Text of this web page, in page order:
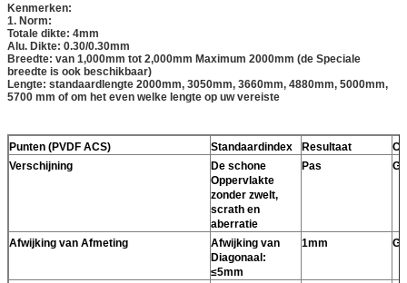
Kenmerken:
1. Norm:
Totale dikte: 4mm
Alu. Dikte: 0.30/0.30mm
Breedte: van 1,000mm tot 2,000mm Maximum 2000mm (de Speciale
breedte is ook beschikbaar)
Lengte: standaardlengte 2000mm, 3050mm, 3660mm, 4880mm, 5000mm,
5700 mm of om het even welke lengte op uw vereiste
Punten (PVDF ACS) Standaardindex Resultaat
Verschijning
De schone
Oppervlakte
zonder zwelt,
scrath en
aberratie
Pas
Afwijking van Afmeting
Afwijking van
Diagonaal:
≤5mm
1mm